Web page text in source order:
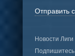
Отправить
Новости Лиги
Подпишитесь